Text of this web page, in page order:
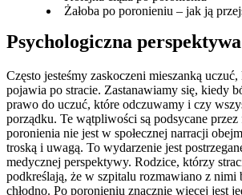
Żałoba po poronieniu – jak ją
Psychologiczna
Często jesteśmy zaskoczeni mieszanką
pojawia po stracie. Zastanawiamy się, kiedy
prawo do uczuć, które odczuwamy i czy
porządku. Te wątpliwości są podsycane przez
poronienia nie jest w społecznej narracji
troską i uwagą. To wydarzenie jest
medycznej perspektywy. Rodzice, którzy
podkreślają, że w szpitalu rozmawiano z nimi
chłodno. Po poronieniu znacznie więcej jest